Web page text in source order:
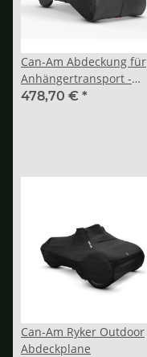
Can-Am Abdeckung für
Anhängertransport -
Maverick Trail/Sport
478,70 € *
Can-Am Ryker Outdoor
Abdeckplane